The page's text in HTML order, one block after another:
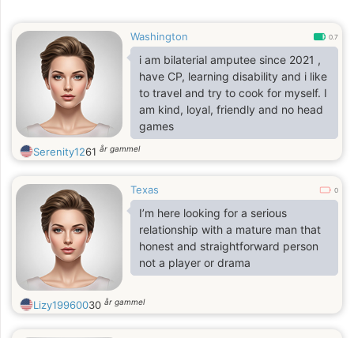
Washington 0.7
i am bilaterial amputee since 2021 ,
have CP, learning disability and i like
to travel and try to cook for myself. I
am kind, loyal, friendly and no head
games
Serenity1261 år gammel
Texas 0
I’m here looking for a serious
relationship with a mature man that
honest and straightforward person
not a player or drama
Lizy19960030 år gammel